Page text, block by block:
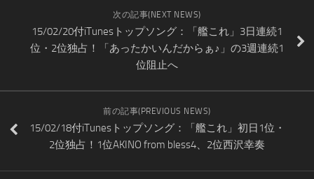
次の記事(NEXT NEWS)
15/02/20付iTunesトップソング：「艦これ」3日連続1
位・2位独占！「あったかいんだからぁ♪」の3週連続1
位阻止へ
前の記事(PREVIOUS NEWS)
15/02/18付iTunesトップソング：「艦これ」初日1位・
2位独占！1位AKINO from bless4、2位西沢幸奏